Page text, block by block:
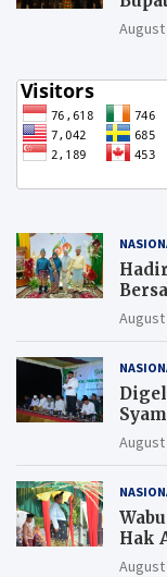
August
August
bisa
August
Hak
August